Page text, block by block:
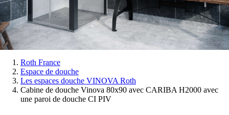
Vous
êtes
Roth France
Espace de douche
Les espaces douche VINOVA Roth
Cabine de douche Vinova 80x90 avec CARIBA H2000 avec
une paroi de douche CI PIV